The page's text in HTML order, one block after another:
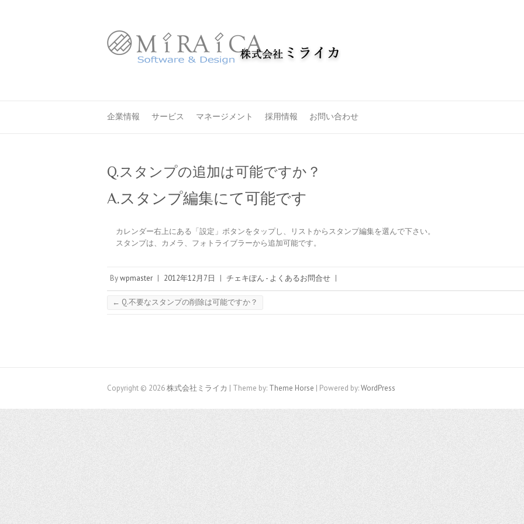
企業情報 サービス マネージメント 採用情報 お問い合わせ
Q.スタンプの追加は可能ですか？
A.スタンプ編集にて可能です
カレンダー右上にある「設定」ボタンをタップし、リストからスタンプ編集を選んで下さい。
スタンプは、カメラ、フォトライブラーから追加可能です。
Bywpmaster | 2012年12月7日 | チェキぽん - よくあるお問合せ |
← Q.不要なスタンプの削除は可能ですか？
Copyright © 2026株式会社ミライカ | Theme by: Theme Horse | Powered by:WordPress